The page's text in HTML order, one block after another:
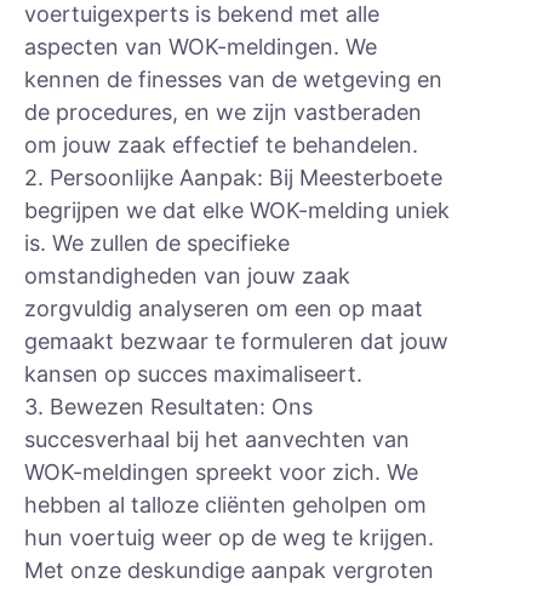
voertuigexperts is bekend met alle
aspecten van WOK-meldingen. We
kennen de finesses van de wetgeving en
de procedures, en we zijn vastberaden
om jouw zaak effectief te behandelen.
2. Persoonlijke Aanpak: Bij Meesterboete
begrijpen we dat elke WOK-melding uniek
is. We zullen de specifieke
omstandigheden van jouw zaak
zorgvuldig analyseren om een op maat
gemaakt bezwaar te formuleren dat jouw
kansen op succes maximaliseert.
3. Bewezen Resultaten: Ons
succesverhaal bij het aanvechten van
WOK-meldingen spreekt voor zich. We
hebben al talloze cliënten geholpen om
hun voertuig weer op de weg te krijgen.
Met onze deskundige aanpak vergroten